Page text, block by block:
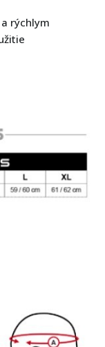
rýchlym